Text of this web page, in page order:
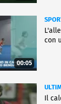
00:05
con
Il